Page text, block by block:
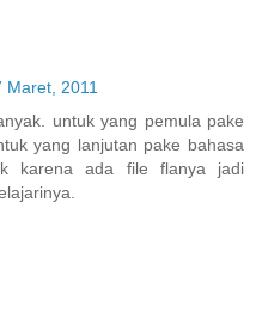
Maret, 2011
untuk yang pemula pake
yang lanjutan pake bahasa
karena ada file flanya jadi